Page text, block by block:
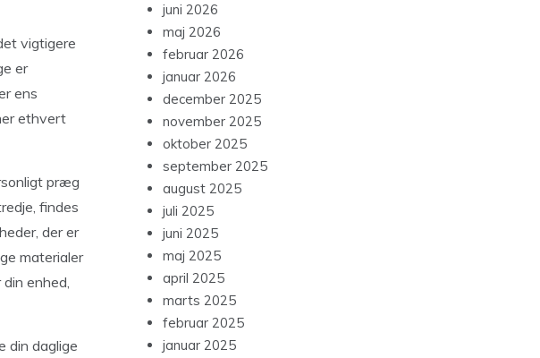
vigtigere
er
ens
ethvert
præg
findes
der er
materialer
enhed,
din daglige
juni 2026
maj 2026
februar 2026
januar 2026
december 2025
november 2025
oktober 2025
september 2025
august 2025
juli 2025
juni 2025
maj 2025
april 2025
marts 2025
februar 2025
januar 2025